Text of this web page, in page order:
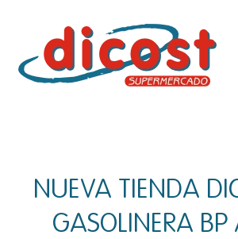
NUEVA TIENDA
GASOLINERA BP